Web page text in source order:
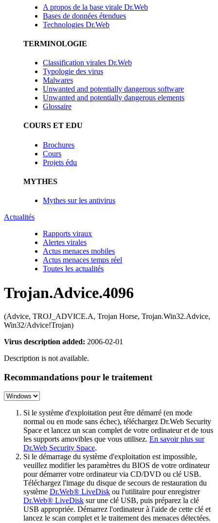
A propos de la base virale Dr.Web
Bases de données étendues
Technologies Dr.Web
TERMINOLOGIE
Classification virales Dr.Web
Typologie des virus
Malwares
Unwanted and potentially dangerous software
Unwanted and potentially dangerous elements
Glossaire
COURS ET EDU
Brochures
Cours
Projets édu
MYTHES
Mythes sur les antivirus
Actualités
Rapports viraux
Alertes virales
Actus menaces mobiles
Actus menaces temps réel
Toutes les actualités
Trojan.Advice.4096
(Advice, TROJ_ADVICE.A, Trojan Horse, Trojan.Win32.Advice,
Win32/Advice!Trojan)
Virus description added: 2006-02-01
Description is not available.
Recommandations pour le traitement
Si le système d'exploitation peut être démarré (en mode
normal ou en mode sans échec), téléchargez Dr.Web Security
Space et lancez un scan complet de votre ordinateur et de tous
les supports amovibles que vous utilisez. En savoir plus sur
Dr.Web Security Space.
Si le démarrage du système d'exploitation est impossible,
veuillez modifier les paramètres du BIOS de votre ordinateur
pour démarrer votre ordinateur via CD/DVD ou clé USB.
Téléchargez l'image du disque de secours de restauration du
système Dr.Web® LiveDisk ou l'utilitaire pour enregistrer
Dr.Web® LiveDisk sur une clé USB, puis préparez la clé
USB appropriée. Démarrez l'ordinateur à l'aide de cette clé et
lancez le scan complet et le traitement des menaces détectées.